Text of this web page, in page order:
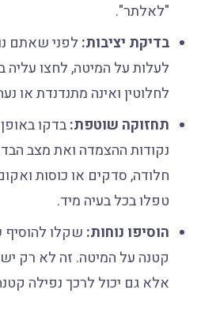
"לאלתר".
בדיקת יציבות:לפני שאתם
לעלות על המיטה, לחצו עליה
לחלוטין ואינה מתנדנדת או
תחזוקה שוטפת:בדקו
נקודות ההצמדה ואת מצב
חלודה, סדקים או כוסות
טפלו בכל בעיה מיד.
הוסיפו נוחות:שקלו להוסיף
קטנה על המיטה. זה לא רק
אלא גם יכול לרכך נפילה